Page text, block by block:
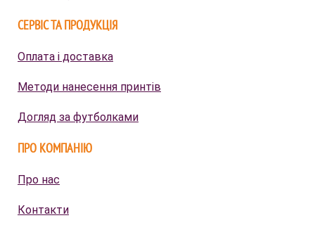
СЕРВІС ТА ПРОДУКЦІЯ
Оплата і доставка
Методи нанесення принтів
Догляд за футболками
ПРО КОМПАНІЮ
Про нас
Контакти